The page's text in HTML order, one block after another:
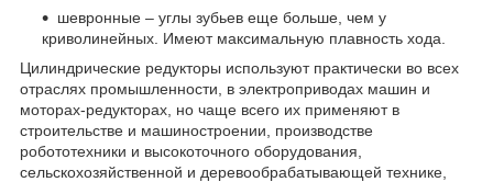
шевронные – углы зубьев еще больше, чем у
криволинейных. Имеют максимальную плавность хода.
Цилиндрические редукторы используют практически во всех
отраслях промышленности, в электроприводах машин и
моторах-редукторах, но чаще всего их применяют в
строительстве и машиностроении, производстве
робототехники и высокоточного оборудования,
сельскохозяйственной и деревообрабатывающей технике,